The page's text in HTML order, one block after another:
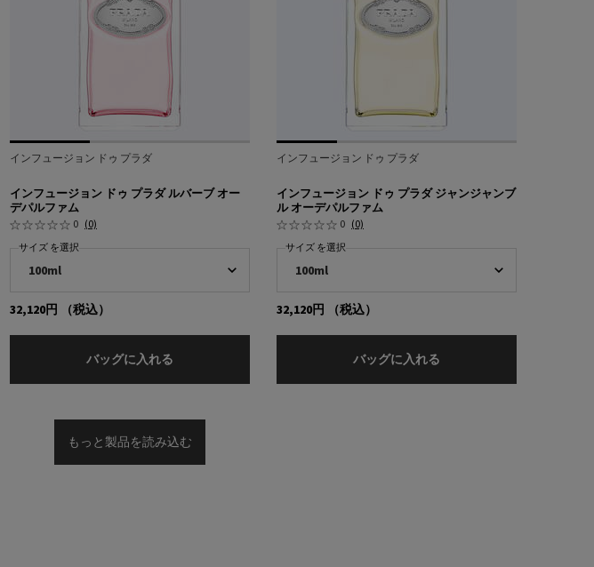
ドゥ プラダ サンタル チャイ オーデパルファム
インフュージョン ドゥ プラダ
インフュージョン ドゥ プラダ ルバーブ オー
デパルファム
0 (0)
サイズ を選択
32,120円 （税込）
バッグに入れる インフュージョン ドゥ プラダ ルバーブ オーデパルファム
インフュージョン ドゥ プラダ
インフュージョン ドゥ プラダ ジャンジャンブ
ル オーデパルファム
0 (0)
サイズ を選択
32,120円 （税込）
バッグに入れる
もっと製品を読み込む